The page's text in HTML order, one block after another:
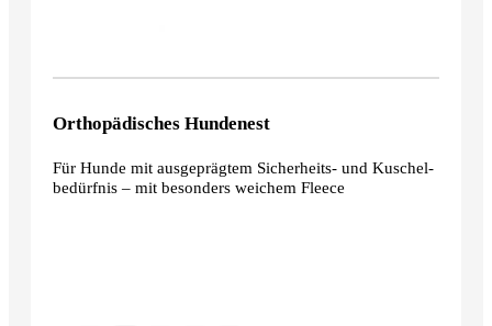
Orthopädisches Hundenest
Für Hunde mit ausgeprägtem Sicherheits- und Kuschel­
bedürfnis – mit besonders weichem Fleece